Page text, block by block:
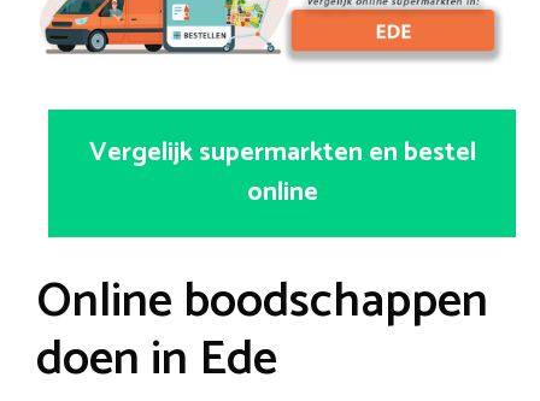
Vergelijk supermarkten en bestel
online
Online boodschappen
doen in Ede